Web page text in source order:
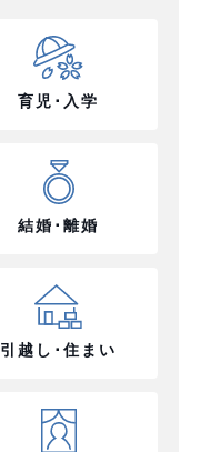
育児･入学
結婚･離婚
引越し･住まい